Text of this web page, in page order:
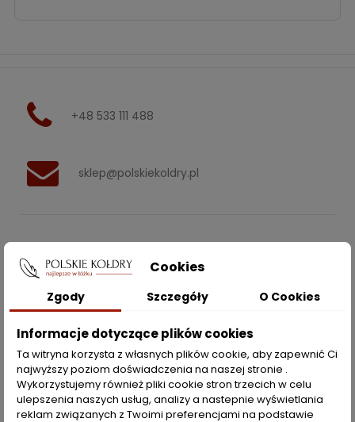
+48 533 111 488
sklep@polskiekoldry.pl
INFORMACJE 
ZAKUPY
Moje konto
Opcje dostawy
Cookies
Zgody Szczegóły O Cookies
Informacje dotyczące plików cookies
Ta witryna korzysta z własnych plików cookie, aby zapewnić Ci
najwyższy poziom doświadczenia na naszej stronie .
Wykorzystujemy również pliki cookie stron trzecich w celu
ulepszenia naszych usług, analizy a nastepnie wyświetlania
reklam związanych z Twoimi preferencjami na podstawie